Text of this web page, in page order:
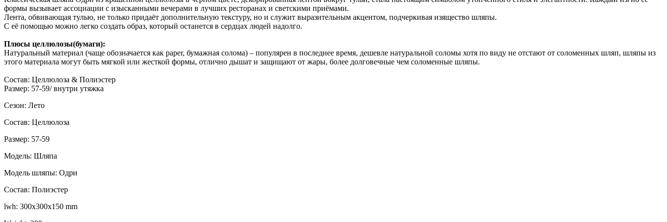
формы вызывает ассоциации с изысканными вечерами в лучших ресторанах и светскими приёмами.
Лента, обвивающая тулью, не только придаёт дополнительную текстуру, но и служит выразительным акцентом, подчеркивая изящество шляпы.
С её помощью можно легко создать образ, который останется в сердцах людей надолго.
Плюсы целлюлозы(бумаги):
Натуральный материал (чаще обозначается как paper, бумажная солома) – популярен в последнее время, дешевле натуральной соломы хотя по виду не отстают от соломенных шляп, шляпы из
этого материала могут быть мягкой или жесткой формы, отлично дышат и защищают от жары, более долговечные чем соломенные шляпы.
Состав: Целлюлоза & Полиэстер
Размер: 57-59/ внутри утяжка
Сезон: Лето
Состав: Целлюлоза
Размер: 57-59
Модель: Шляпа
Модель шляпы: Одри
Состав: Полиэстер
lwh: 300x300x150 mm